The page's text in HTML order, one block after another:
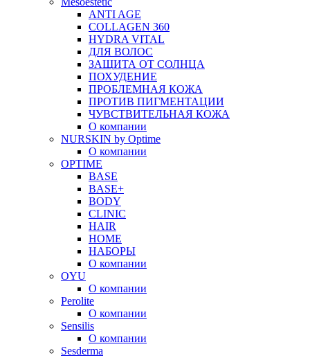
ANTI AGE
COLLAGEN 360
HYDRA VITAL
ДЛЯ ВОЛОС
ЗАЩИТА ОТ СОЛНЦА
ПОХУДЕНИЕ
ПРОБЛЕМНАЯ КОЖА
ПРОТИВ ПИГМЕНТАЦИИ
ЧУВСТВИТЕЛЬНАЯ КОЖА
О компании
NURSKIN by Optime
О компании
OPTIME
BASE
BASE+
BODY
CLINIC
HAIR
HOME
НАБОРЫ
О компании
OYU
О компании
Perolite
О компании
Sensilis
О компании
Sesderma